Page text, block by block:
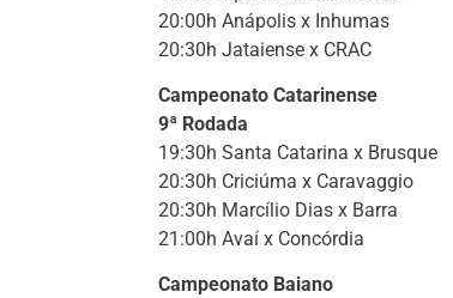
20:00h Anápolis x Inhumas
20:30h Jataiense x CRAC
Campeonato Catarinense
9ª Rodada
19:30h Santa Catarina x Brusque
20:30h Criciúma x Caravaggio
20:30h Marcílio Dias x Barra
21:00h Avaí x Concórdia
Campeonato Baiano